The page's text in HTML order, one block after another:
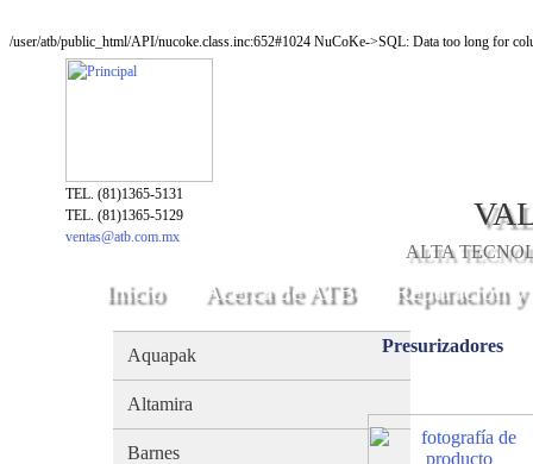
/user/atb/public_html/API/nucoke.class.inc:652#1024 NuCoKe->SQL: Data too long for
TEL. (81)1365-5131
TEL. (81)1365-5129
ventas@atb.com.mx
ALTA
Inicio Acerca de ATB Reparación
Aquapak
Altamira
Barnes
Presurizadores